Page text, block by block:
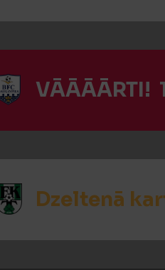
VĀĀĀĀRTI!
Dzeltenā